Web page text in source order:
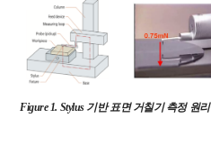
Figure1. Stylus 기반 표면 거칠기 측정 원리